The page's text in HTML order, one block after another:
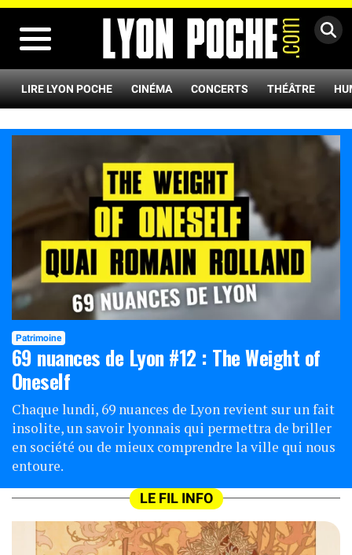
LIRE LYON POCHE CINÉMA CONCERTS THÉÂTRE
Patrimoine
69 nuances de Lyon #12 : The Weight of
Oneself
Chaque lundi, 69 nuances de Lyon revient sur un fait
insolite, un savoir lyonnais qui permettra de briller
en société ou de mieux comprendre la ville qui nous
entoure.
LE FIL INFO